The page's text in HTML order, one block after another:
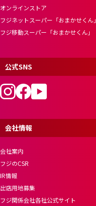
オンラインストア
フジネットスーパー「おまかせくん」
フジ移動スーパー「おまかせくん」
公式SNS
会社情報
会社案内
フジのCSR
IR情報
出店用地募集
フジ関係会社各社公式サイト